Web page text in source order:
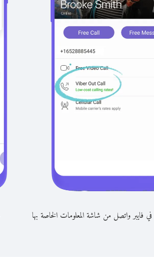
فايبر واتصل من شاشة المعلومات الخاصة بها